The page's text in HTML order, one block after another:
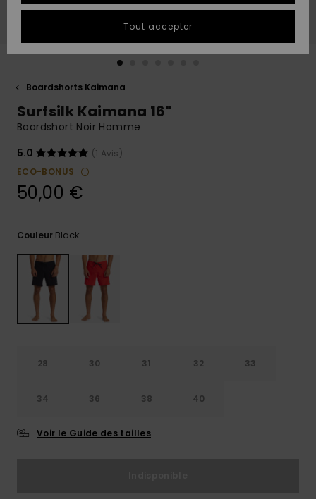
conversation
obtenir la
plus rapide
à votre
Démarrer
les plus
fréquentes
et notre
formulaire
la FAQ
Boardshorts Kaimana
Surfsilk Kaimana 16"
Boardshort Noir Homme
5.0
(1 Avis)
ECO-BONUS
50,00 €
Couleur Black
28 30 31 32 33
34 36 38 40
Voir le Guide des tailles
Tout accepter